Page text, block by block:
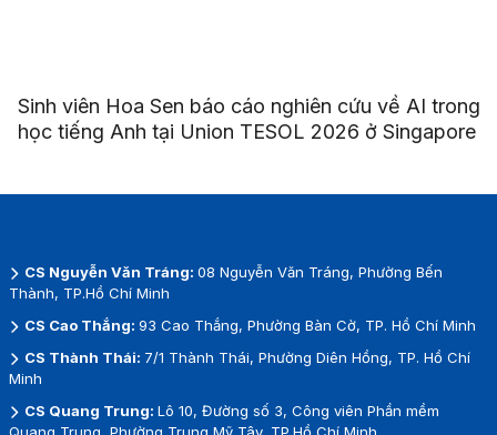
Sinh viên Hoa Sen báo cáo nghiên cứu về AI trong
học tiếng Anh tại Union TESOL 2026 ở Singapore
CS Nguyễn Văn Tráng: 08 Nguyễn Văn Tráng, Phường Bến
Thành, TP.Hồ Chí Minh
CS Cao Thắng: 93 Cao Thắng, Phường Bàn Cờ, TP. Hồ Chí Minh
CS Thành Thái: 7/1 Thành Thái, Phường Diên Hồng, TP. Hồ Chí
Minh
CS Quang Trung: Lô 10, Đường số 3, Công viên Phần mềm